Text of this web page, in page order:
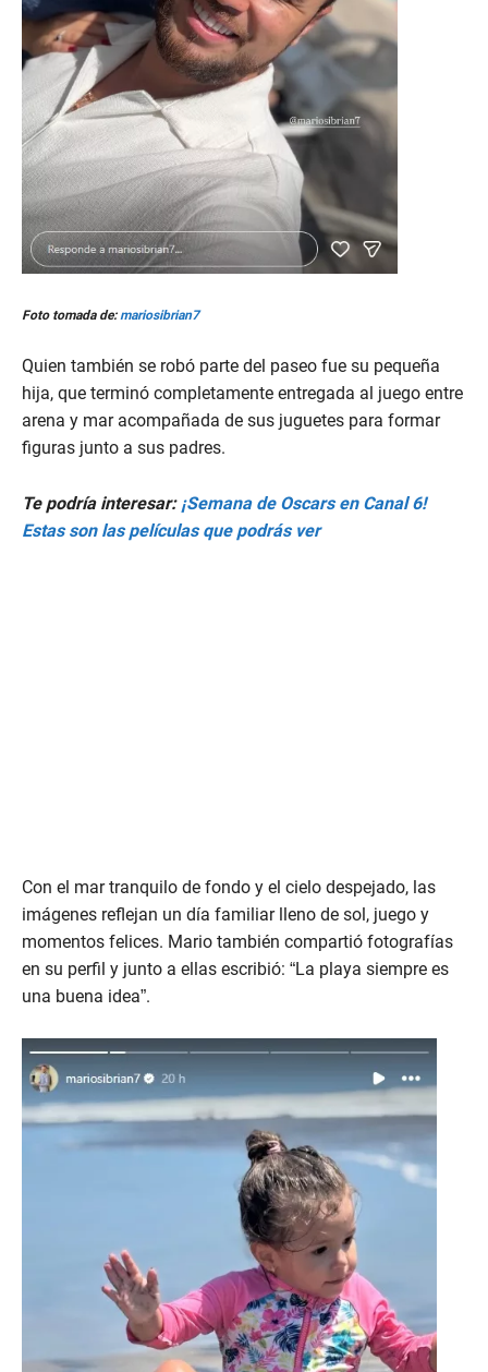
Foto tomada de:mariosibrian7
Quien también se robó parte del paseo fue su pequeña
hija, que terminó completamente entregada al juego entre
arena y mar acompañada de sus juguetes para formar
figuras junto a sus padres.
Te podría interesar: ¡Semana de Oscars en Canal 6!
Estas son las películas que podrás ver
Con el mar tranquilo de fondo y el cielo despejado, las
imágenes reflejan un día familiar lleno de sol, juego y
momentos felices. Mario también compartió fotografías
en su perfil y junto a ellas escribió: “La playa siempre es
una buena idea”.